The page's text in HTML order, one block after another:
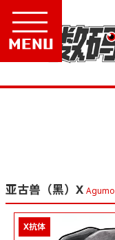
亚古兽（黑）X
X抗体